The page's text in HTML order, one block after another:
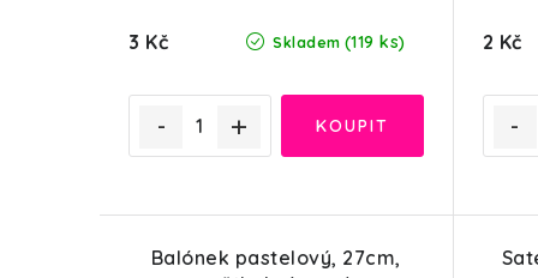
Skladem (119 ks)
3 Kč 2 Kč
Balónek pastelový, 27cm,